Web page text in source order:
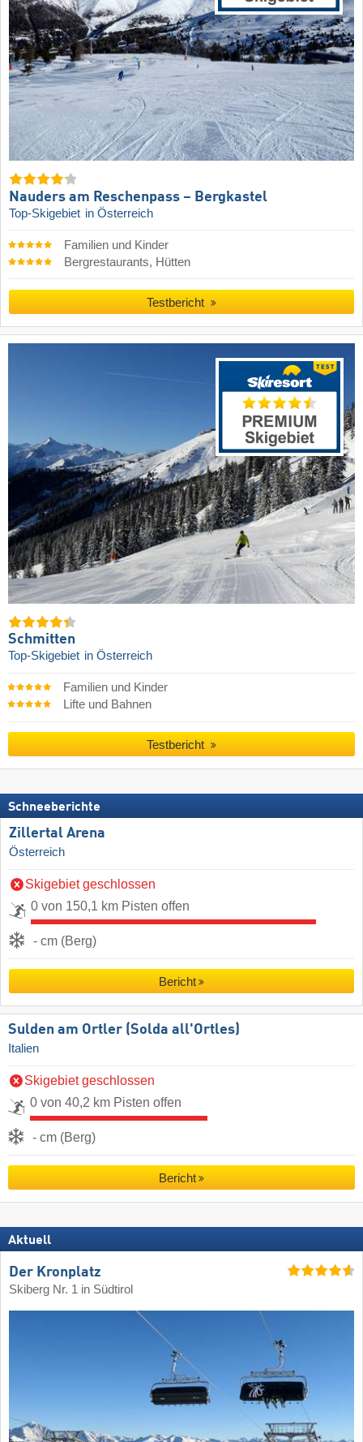
Nauders am Reschenpass – Bergkastel
Top-Skigebiet in Österreich
Familien und Kinder
Bergrestaurants, Hütten
Testbericht
Schmitten
Top-Skigebiet in Österreich
Familien und Kinder
Lifte und Bahnen
Testbericht
Schneeberichte
Zillertal Arena
Österreich
Skigebiet geschlossen
0 von 150,1 km Pisten offen
- cm (Berg)
Bericht
Sulden am Ortler (Solda all'Ortles)
Italien
Skigebiet geschlossen
0 von 40,2 km Pisten offen
- cm (Berg)
Bericht
Aktuell
Der Kronplatz
Skiberg Nr. 1 in Südtirol